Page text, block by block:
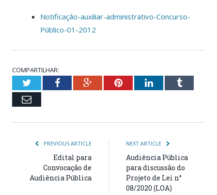
Notificação-auxiliar-administrativo-Concurso-
Público-01-2012
COMPARTILHAR:
TwitterFacebookGoogle+PinterestLinkedInTumblr
Email
PREVIOUS ARTICLE
Edital para
Convocação de
Audiência Pública
NEXT ARTICLE
Audiência Pública
para discussão do
Projeto de Lei n°
08/2020 (LOA)